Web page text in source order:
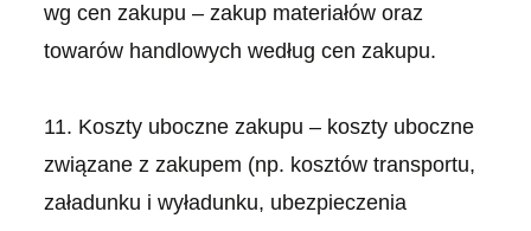
wg cen zakupu – zakup materiałów oraz
towarów handlowych według cen zakupu.
11. Koszty uboczne zakupu – koszty uboczne
związane z zakupem (np. kosztów transportu,
załadunku i wyładunku, ubezpieczenia